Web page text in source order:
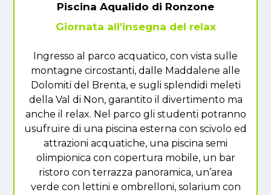
Piscina Aqualido di Ronzone
Giornata all'insegna del relax
Ingresso al parco acquatico, con vista sulle
montagne circostanti, dalle Maddalene alle
Dolomiti del Brenta, e sugli splendidi meleti
della Val di Non, garantito il divertimento ma
anche il relax. Nel parco gli studenti potranno
usufruire di una piscina esterna con scivolo ed
attrazioni acquatiche, una piscina semi
olimpionica con copertura mobile, un bar
ristoro con terrazza panoramica, un’area
verde con lettini e ombrelloni, solarium con